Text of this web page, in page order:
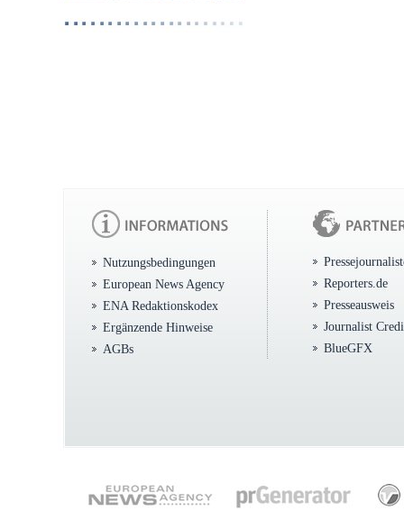
Nutzungsbedingungen
European News Agency
ENA Redaktionskodex
Ergänzende Hinweise
AGBs
Reporters.de
Presseausweis
Journalist
BlueGFX